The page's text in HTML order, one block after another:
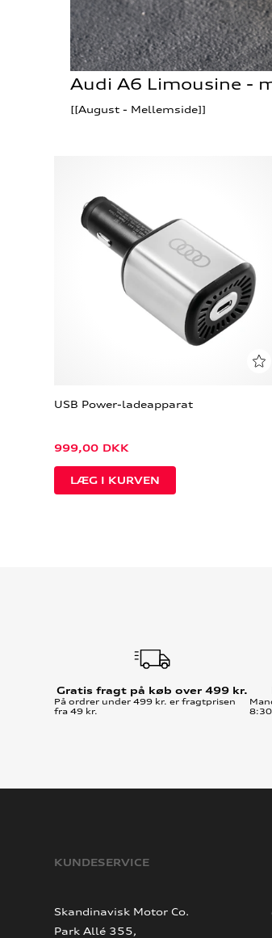
Audi A6 Limousine -
[[August - Mellemside]]
USB Power-ladeapparat
999,00 DKK
Gratis fragt på køb over 499 kr.
På ordrer under 499 kr. er fragtprisen
fra 49 kr.
KUNDESERVICE
Skandinavisk Motor Co.
Park Allé 355,